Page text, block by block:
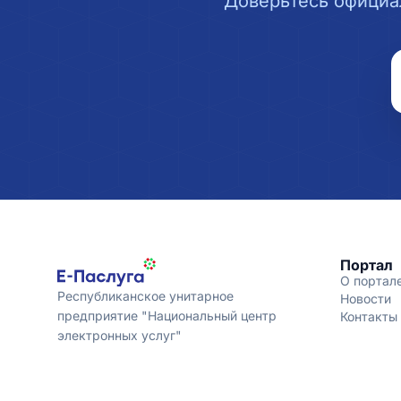
Республиканское унитарное
предприятие "Национальный центр
электронных услуг"
Портал
О
Новости
Контакты